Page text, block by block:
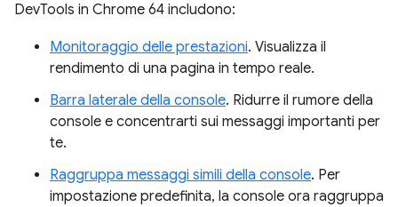
DevTools in Chrome 64 includono:
Monitoraggio delle prestazioni. Visualizza il
rendimento di una pagina in tempo reale.
Barra laterale della console. Ridurre il rumore della
console e concentrarti sui messaggi importanti per
te.
Raggruppa messaggi simili della console. Per
impostazione predefinita, la console ora raggruppa